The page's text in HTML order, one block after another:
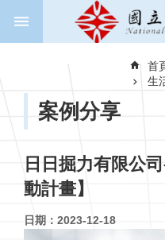
跳到主要內容區塊
美
首
生
案例分享
日日掘力有限公
動計畫】
日期：2023-12-18